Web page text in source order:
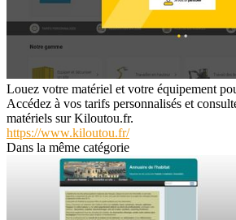
Louez votre matériel et votre équipement
Accédez à vos tarifs personnalisés et
matériels sur Kiloutou.fr.
https://www.kiloutou.fr/
Dans la même catégorie